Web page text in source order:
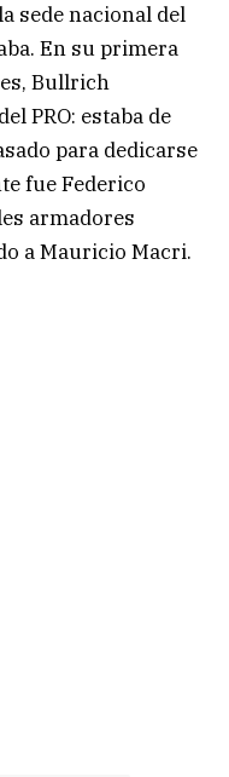
sede nacional del
En su primera
Bullrich
PRO: estaba de
para dedicarse
fue Federico
armadores
a Mauricio Macri.